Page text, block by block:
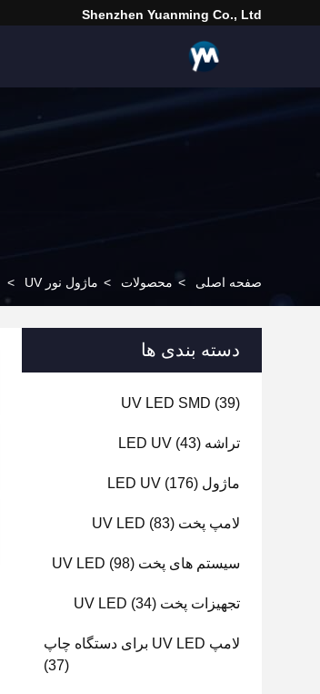
Shenzhen Yuanming Co., Ltd
صفحه اصلی > محصولات > ماژول نور UV >
دسته بندی ها
UV LED SMD (39)
تراشه LED UV (43)
ماژول LED UV (176)
لامپ پخت UV LED (83)
سیستم های پخت UV LED (98)
تجهیزات پخت UV LED (34)
لامپ UV LED برای دستگاه چاپ
(37)